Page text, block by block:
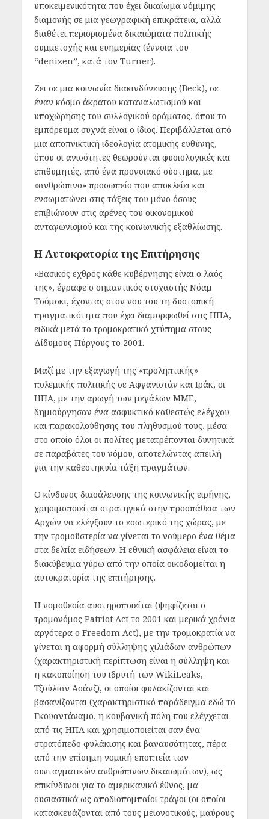
υποκειμενικότητα που έχει δικαίωμα νόμιμης
διαμονής σε μια γεωγραφική επικράτεια, αλλά
διαθέτει περιορισμένα δικαιώματα πολιτικής
συμμετοχής και ευημερίας (έννοια του
“denizen”, κατά τον Turner).
Ζει σε μια κοινωνία διακινδύνευσης (Beck), σε
έναν κόσμο άκρατου καταναλωτισμού και
υποχώρησης του συλλογικού οράματος, όπου το
εμπόρευμα συχνά είναι ο ίδιος. Περιβάλλεται από
μια αποπνικτική ιδεολογία ατομικής ευθύνης,
όπου οι ανισότητες θεωρούνται φυσιολογικές και
επιθυμητές, από ένα προνοιακό σύστημα, με
«ανθρώπινο» προσωπείο που αποκλείει και
ενσωματώνει στις τάξεις του μόνο όσους
επιβιώνουν στις αρένες του οικονομικού
ανταγωνισμού και της κοινωνικής εξαθλίωσης.
Η Αυτοκρατορία της Επιτήρησης
«Βασικός εχθρός κάθε κυβέρνησης είναι ο λαός
της», έγραφε ο σημαντικός στοχαστής Νόαμ
Τσόμσκι, έχοντας στον νου του τη δυστοπική
πραγματικότητα που έχει διαμορφωθεί στις ΗΠΑ,
ειδικά μετά το τρομοκρατικό χτύπημα στους
Δίδυμους Πύργους το 2001.
Μαζί με την εξαγωγή της «προληπτικής»
πολεμικής πολιτικής σε Αφγανιστάν και Ιράκ, οι
ΗΠΑ, με την αρωγή των μεγάλων ΜΜΕ,
δημιούργησαν ένα ασφυκτικό καθεστώς ελέγχου
και παρακολούθησης του πληθυσμού τους, μέσα
στο οποίο όλοι οι πολίτες μετατρέπονται δυνητικά
σε παραβάτες του νόμου, αποτελώντας απειλή
για την καθεστηκυία τάξη πραγμάτων.
Ο κίνδυνος διασάλευσης της κοινωνικής ειρήνης,
χρησιμοποιείται στρατηγικά στην προσπάθεια των
Αρχών να ελέγξουν το εσωτερικό της χώρας, με
την τρομοϋστερία να γίνεται το νούμερο ένα θέμα
στα δελτία ειδήσεων. Η εθνική ασφάλεια είναι το
διακύβευμα γύρω από την οποία οικοδομείται η
αυτοκρατορία της επιτήρησης.
Η νομοθεσία αυστηροποιείται (ψηφίζεται ο
τρομονόμος Patriot Act το 2001 και μερικά χρόνια
αργότερα ο Freedom Act), με την τρομοκρατία να
γίνεται η αφορμή σύλληψης χιλιάδων ανθρώπων
(χαρακτηριστική περίπτωση είναι η σύλληψη και
η κακοποίηση του ιδρυτή των WikiLeaks,
Τζούλιαν Ασάνζ), οι οποίοι φυλακίζονται και
βασανίζονται (χαρακτηριστικό παράδειγμα εδώ το
Γκουαντάναμο, η κουβανική πόλη που ελέγχεται
από τις ΗΠΑ και χρησιμοποιείται σαν ένα
στρατόπεδο φυλάκισης και βαναυσότητας, πέρα
από την επίσημη νομική εποπτεία των
συνταγματικών ανθρώπινων δικαιωμάτων), ως
επικίνδυνοι για το αμερικανικό έθνος, μα
ουσιαστικά ως αποδιοπομπαίοι τράγοι (οι οποίοι
κατασκευάζονται από τους μειονοτικούς, μαύρους